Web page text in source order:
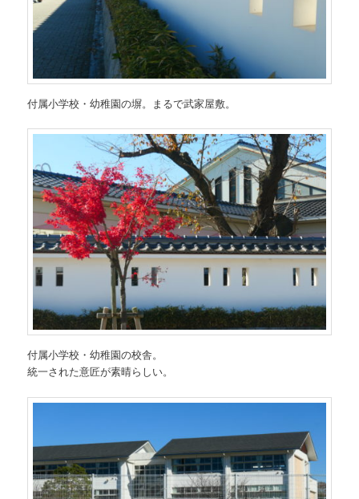
付属小学校・幼稚園の塀。まるで武家屋敷。
付属小学校・幼稚園の校舎。
統一された意匠が素晴らしい。